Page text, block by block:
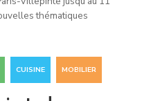
thématiques
CUISINE MOBILIER